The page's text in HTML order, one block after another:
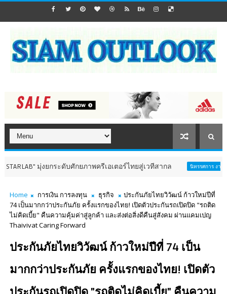
มุ่งยกระดับศักยภาพครีเอเตอร์ไทยสู่เวทีสากล นิทรรศการ งานมหกรรม อิน
Home การเงิน การลงทุน ธุรกิจ
ประกันภัยไทยวิวัฒน์ ก้าวใหม่ปีที่
74 เป็นมากกว่าประกันภัย ครั้งแรกของไทย! เปิดตัวประกันรถเปิดปิด "รถติด
ไม่คิดเบี้ย" คืนความคุ้มค่าสู่ลูกค้า และส่งต่อสิ่งดีคืนสู่สังคม ผ่านแคมเปญ
Thaivivat Caring Forward
ประกันภัยไทยวิวัฒน์ ก้าวใหม่ปีที่ 74 เป็น
มากกว่าประกันภัย ครั้งแรกของไทย! เปิดตัว